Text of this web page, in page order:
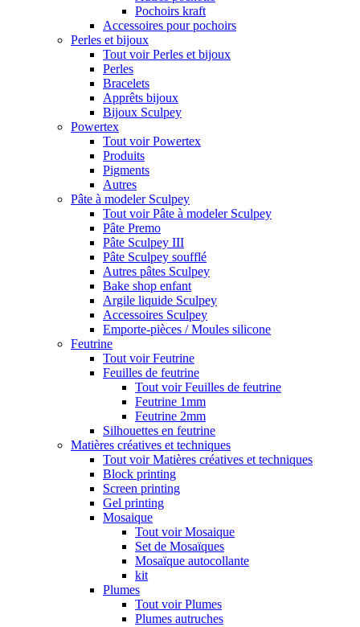
Pochoirs kraft
Accessoires pour pochoirs
Perles et bijoux
Tout voir Perles et bijoux
Perles
Bracelets
Apprêts bijoux
Bijoux Sculpey
Powertex
Tout voir Powertex
Produits
Pigments
Autres
Pâte à modeler Sculpey
Tout voir Pâte à modeler Sculpey
Pâte Premo
Pâte Sculpey III
Pâte Sculpey soufflé
Autres pâtes Sculpey
Bake shop enfant
Argile liquide Sculpey
Accessoires Sculpey
Emporte-pièces / Moules silicone
Feutrine
Tout voir Feutrine
Feuilles de feutrine
Tout voir Feuilles de feutrine
Feutrine 1mm
Feutrine 2mm
Silhouettes en feutrine
Matières créatives et techniques
Tout voir Matières créatives et techniques
Block printing
Screen printing
Gel printing
Mosaique
Tout voir Mosaique
Set de Mosaïques
Mosaïque autocollante
kit
Plumes
Tout voir Plumes
Plumes autruches